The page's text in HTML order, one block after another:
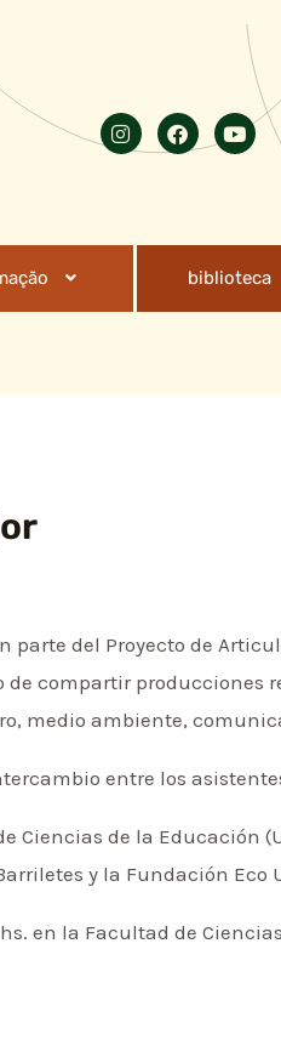
biblioteca
del Proyecto de
de compartir
medio ambiente,
entre los
de la Educación
y la Fundación Eco
en la Facultad de